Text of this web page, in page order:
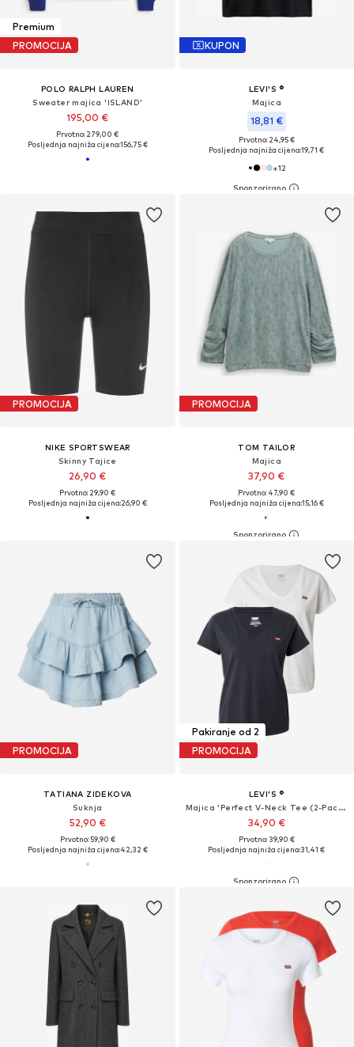
Premium
PROMOCIJA
POLO RALPH LAUREN
Sweater majica 'ISLAND'
195,00 €
Prvotno: 279,00 €
Posljednja najniža cijena:156,75 €
KUPON
LEVI'S ®
Majica
18,81 €
Prvotno: 24,95 €
Posljednja najniža cijena:19,71 €
+12
PROMOCIJA
NIKE SPORTSWEAR
Skinny Tajice
26,90 €
Prvotno: 29,90 €
Posljednja najniža cijena:26,90 €
PROMOCIJA
TOM TAILOR
Majica
37,90 €
Prvotno: 47,90 €
Posljednja najniža cijena:15,16 €
PROMOCIJA
TATIANA ZIDEKOVA
Suknja
52,90 €
Prvotno: 59,90 €
Posljednja najniža cijena:42,32 €
Pakiranje od 2
PROMOCIJA
LEVI'S ®
Majica 'Perfect V-Neck Tee (2-Pack)'
34,90 €
Prvotno: 39,90 €
Posljednja najniža cijena:31,41 €